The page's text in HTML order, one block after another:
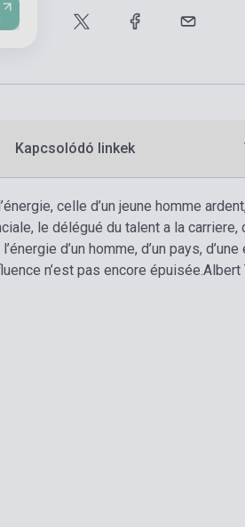
Kapcsolódó linkek
celle d’un jeune homme
le délégué du talent a la
d’un homme, d’un pays,
n’est pas encore épuisée.Albert